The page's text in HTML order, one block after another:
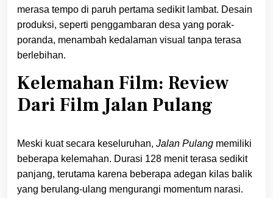
merasa tempo di paruh pertama sedikit lambat. Desain
produksi, seperti penggambaran desa yang porak-
poranda, menambah kedalaman visual tanpa terasa
berlebihan.
Kelemahan Film: Review
Dari Film Jalan Pulang
Meski kuat secara keseluruhan, Jalan Pulang memiliki
beberapa kelemahan. Durasi 128 menit terasa sedikit
panjang, terutama karena beberapa adegan kilas balik
yang berulang-ulang mengurangi momentum narasi.